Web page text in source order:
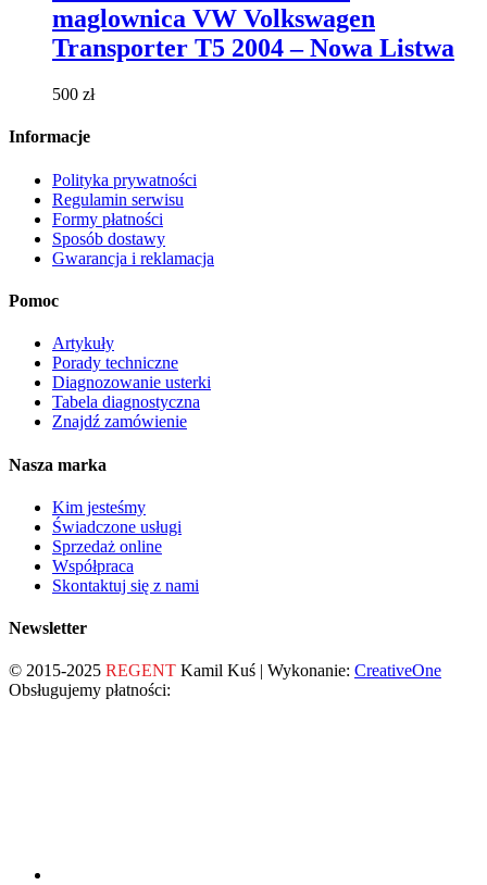
wariantów.
Opcje
można
maglownica VW Volkswagen
Transporter T5 2004 – Nowa Listwa
500 zł
Informacje
Polityka prywatności
Regulamin serwisu
Formy płatności
Sposób dostawy
Gwarancja i reklamacja
Pomoc
Artykuły
Porady techniczne
Diagnozowanie usterki
Tabela diagnostyczna
Znajdź zamówienie
Nasza marka
Kim jesteśmy
Świadczone usługi
Sprzedaż online
Współpraca
Skontaktuj się z nami
Newsletter
© 2015-2025 REGENT Kamil Kuś | Wykonanie: CreativeOne
Obsługujemy płatności: